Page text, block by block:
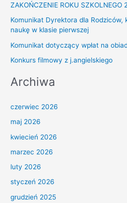
ZAKOŃCZENIE ROKU
Komunikat Dyrektora dla
naukę w klasie pierwszej
Komunikat dotyczący wpłat na
Konkurs filmowy z j.angielskiego
Archiwa
czerwiec 2026
maj 2026
kwiecień 2026
marzec 2026
luty 2026
styczeń 2026
grudzień 2025